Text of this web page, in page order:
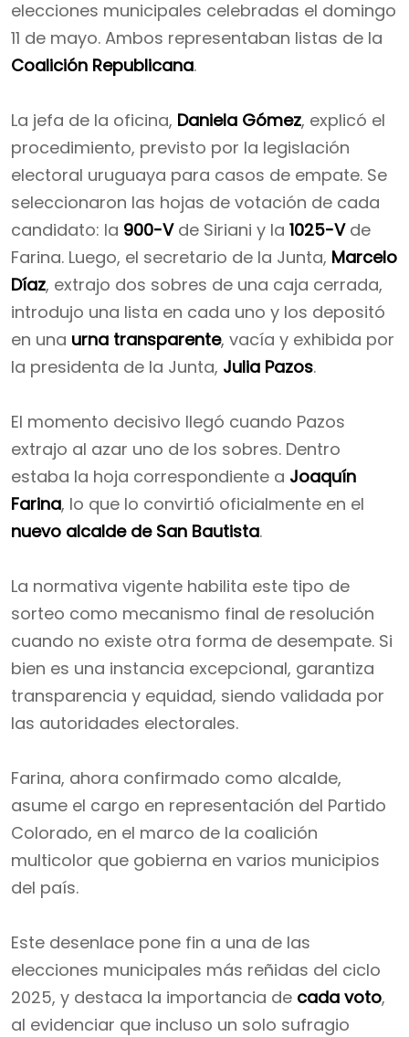
elecciones municipales celebradas el domingo
11 de mayo. Ambos representaban listas de la
Coalición Republicana.
La jefa de la oficina, Daniela Gómez, explicó el
procedimiento, previsto por la legislación
electoral uruguaya para casos de empate. Se
seleccionaron las hojas de votación de cada
candidato: la 900-Vde Siriani y la 1025-Vde
Farina. Luego, el secretario de la Junta, Marcelo
Díaz, extrajo dos sobres de una caja cerrada,
introdujo una lista en cada uno y los depositó
en una urna transparente, vacía y exhibida por
la presidenta de la Junta, Julia Pazos.
El momento decisivo llegó cuando Pazos
extrajo al azar uno de los sobres. Dentro
estaba la hoja correspondiente a Joaquín
Farina, lo que lo convirtió oficialmente en el
nuevo alcalde de San Bautista.
La normativa vigente habilita este tipo de
sorteo como mecanismo final de resolución
cuando no existe otra forma de desempate. Si
bien es una instancia excepcional, garantiza
transparencia y equidad, siendo validada por
las autoridades electorales.
Farina, ahora confirmado como alcalde,
asume el cargo en representación del Partido
Colorado, en el marco de la coalición
multicolor que gobierna en varios municipios
del país.
Este desenlace pone fin a una de las
elecciones municipales más reñidas del ciclo
2025, y destaca la importancia de cada voto,
al evidenciar que incluso un solo sufragio